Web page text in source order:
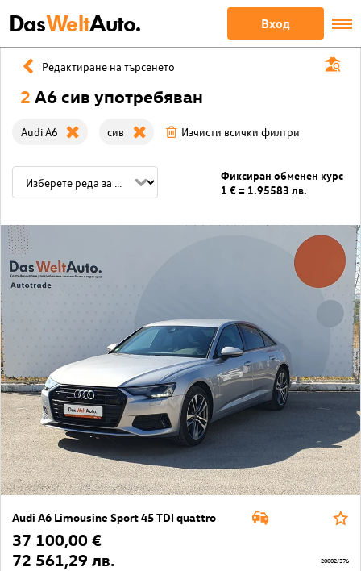
DasWeltAuto. Вход
Редактиране на търсенето
2 A6 сив употребяван
Audi A6 сив Изчисти всички филтри
Фиксиран обменен курс
1 € = 1.95583 лв.
Audi A6 Limousine Sport 45 TDI quattro
37 100,00 €
72 561,29 лв.
20002/376